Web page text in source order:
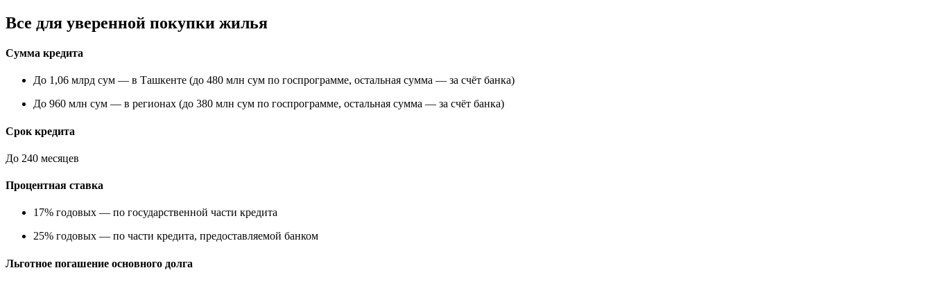
Все для уверенной покупки жилья
Сумма кредита
До 1,06 млрд сум — в Ташкенте (до 480 млн сум по госпрограмме, остальная сумма — за счёт банка)
До 960 млн сум — в регионах (до 380 млн сум по госпрограмме, остальная сумма — за счёт банка)
Срок кредита
До 240 месяцев
Процентная ставка
17% годовых — по государственной части кредита
25% годовых — по части кредита, предоставляемой банком
Льготное погашение основного долга